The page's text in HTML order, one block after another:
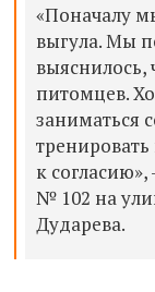
«Поначалу
выгула. Мы
питомцев.
заниматься
к
№ 102 на
Дударева.